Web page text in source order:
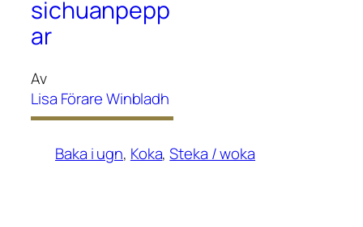
sichuanpepp
ar
Av
Lisa Förare Winbladh
Baka i ugn, Koka, Steka / woka